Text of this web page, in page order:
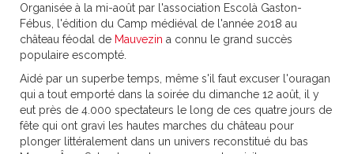
Organisée à la mi-août par l'association Escolà Gaston-
Fébus, l'édition du Camp médiéval de l'année 2018 au
château féodal de Mauvezin a connu le grand succès
populaire escompté.
Aidé par un superbe temps, même s'il faut excuser l'ouragan
qui a tout emporté dans la soirée du dimanche 12 août, il y
eut près de 4.000 spectateurs le long de ces quatre jours de
fête qui ont gravi les hautes marches du château pour
plonger littéralement dans un univers reconstitué du bas